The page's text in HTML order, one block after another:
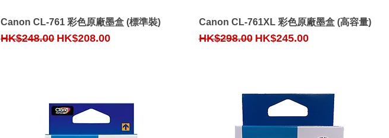
Quick View
Canon CL-761 彩色原廠墨盒 (標準裝)
Regular Price
HK$248.00 Sale Price
HK$208.00
Quick View
Canon CL-761XL 彩色原廠墨盒 (高容量)
Regular Price
HK$298.00 Sale Price
HK$245.00